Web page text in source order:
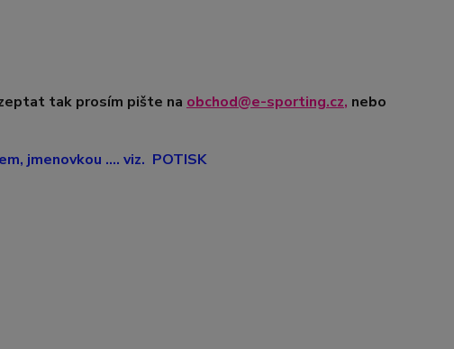
tak prosím pište na obchod@e-sporting.cz, nebo
jmenovkou .... viz. POTISK